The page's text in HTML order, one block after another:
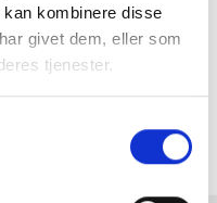
kombinere disse
givet dem, eller som
tjenester.
eller
plakat?